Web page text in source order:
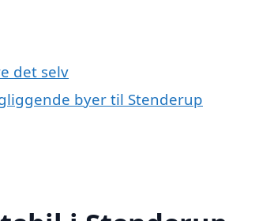
det selv
byer til Stenderup